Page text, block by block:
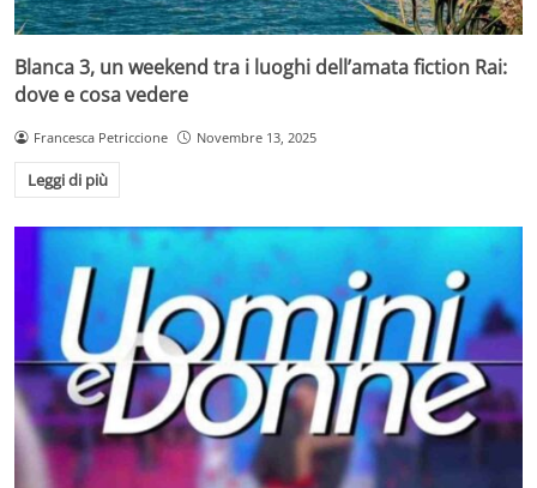
Blanca 3, un weekend tra i luoghi dell’amata fiction Rai:
dove e cosa vedere
Francesca Petriccione Novembre 13, 2025
Leggi di più